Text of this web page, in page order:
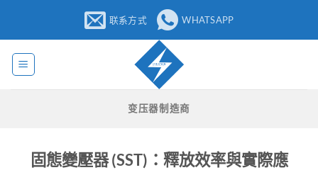
内
联系方式 WHATSAPP
变压器制造商
固態變壓器 (SST)：釋放效率與實際應